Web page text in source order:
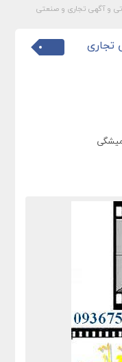
و آگهی تجاری و صنعتی
تجاری